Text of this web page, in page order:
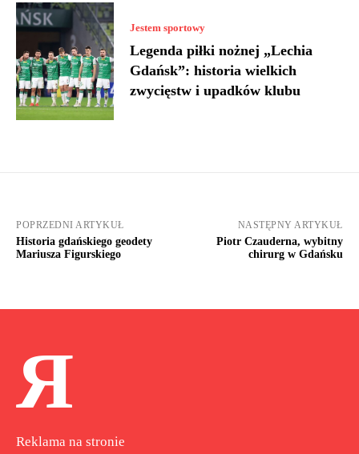
Jestem sportowy
Legenda piłki nożnej „Lechia
Gdańsk”: historia wielkich
zwycięstw i upadków klubu
POPRZEDNI ARTYKUŁ
Historia gdańskiego geodety
Mariusza Figurskiego
NASTĘPNY ARTYKUŁ
Piotr Czauderna, wybitny
chirurg w Gdańsku
Я
Reklama na stronie